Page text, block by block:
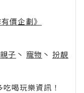
價企劃》
親子 丶 寵物 丶 扮靚
喝玩樂資訊！